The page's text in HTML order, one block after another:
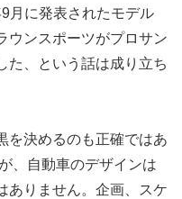
月に発表されたモデル
ウンスポーツがプロサン
た、という話は成り立ち
を決めるのも正確ではあ
、自動車のデザインは
ありません。企画、スケ